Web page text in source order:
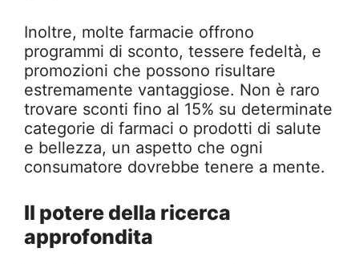
Inoltre, molte farmacie offrono
programmi di sconto, tessere fedeltà, e
promozioni che possono risultare
estremamente vantaggiose. Non è raro
trovare sconti fino al 15% su determinate
categorie di farmaci o prodotti di salute
e bellezza, un aspetto che ogni
consumatore dovrebbe tenere a mente.
Il potere della ricerca
approfondita